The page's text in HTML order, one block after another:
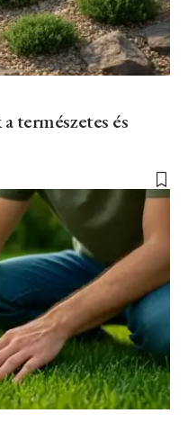
természetes és